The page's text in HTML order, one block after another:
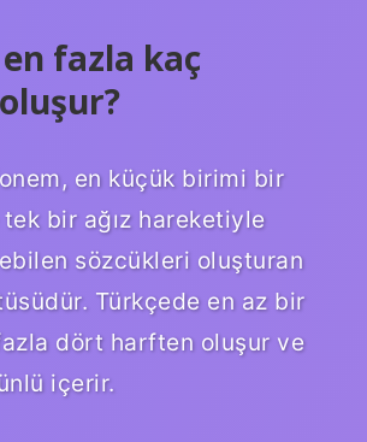
fazla kaç
en küçük birimi bir
bir ağız hareketiyle
sözcükleri oluşturan
Türkçede en az bir
dört harften oluşur ve
içerir.